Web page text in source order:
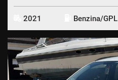
2021 Benzina/GPL